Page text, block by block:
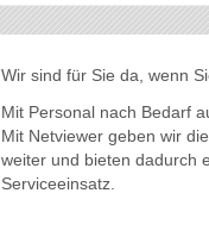
Wir sind für Sie da, wenn
Mit Personal nach Bedarf
Mit Netviewer geben wir
weiter und bieten dadurch
Serviceeinsatz.